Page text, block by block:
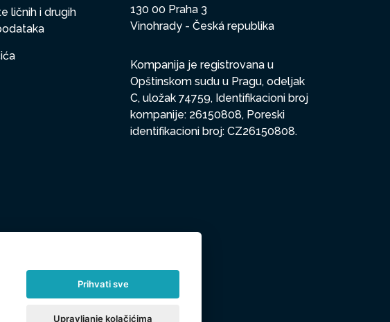
ličnih i drugih
130 00 Praha 3
Vinohrady - Česká republika
Kompanija je registrovana u
Opštinskom sudu u Pragu, odeljak
C, uložak 74759, Identifikacioni broj
kompanije: 26150808, Poreski
identifikacioni broj: CZ26150808.
Prihvati sve
Upravljanje kolačićima